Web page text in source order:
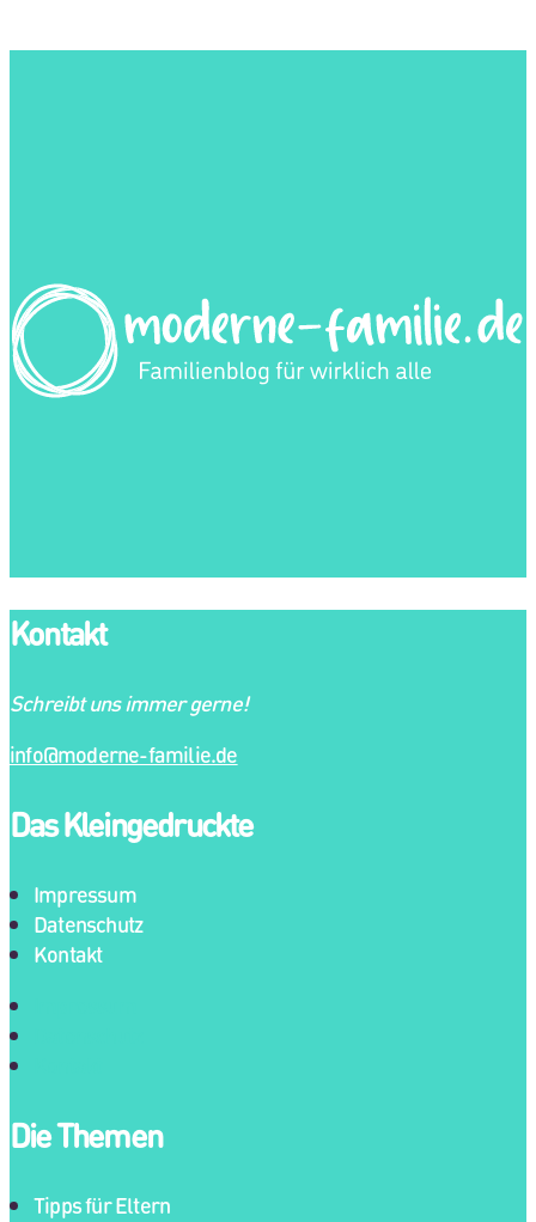
Kontakt
Schreibt uns immer gerne!
info@moderne-familie.de
Das Kleingedruckte
Impressum
Datenschutz
Kontakt
Die Themen
Tipps für Eltern